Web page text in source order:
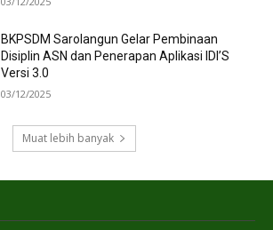
BKPSDM Sarolangun Gelar Pembinaan
Disiplin ASN dan Penerapan Aplikasi IDI’S
Versi 3.0
03/12/2025
Muat lebih banyak